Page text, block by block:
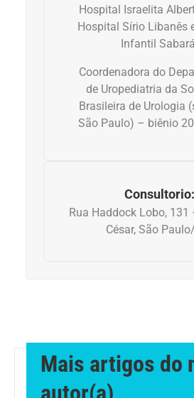
Medicia Alternativa
Problemas Cardíacos
Hospital Israelita
Hospital Sírio Libanês
Infantil
Coordenadora do
de Uropediatria da
Brasileira de Urologia
São Paulo) – biênio
Consultorio:
Rua Haddock Lobo, 131
César, São
Mais artigos do